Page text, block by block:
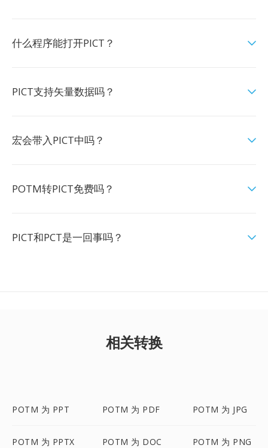
什么程序能打开PICT？
PICT支持矢量数据吗？
宏会带入PICT中吗？
POTM转PICT免费吗？
PICT和PCT是一回事吗？
相关转换
POTM 为 PPT POTM 为 PDF POTM 为 JPG
POTM 为 PPTX POTM 为 DOC POTM 为 PNG